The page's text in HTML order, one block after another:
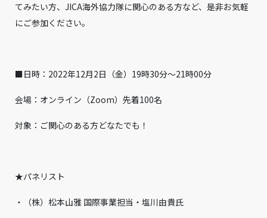
てみたい方、JICA海外協力隊に関心のある方など、是非お気軽
にご参加ください。
■日時：2022年12月2日（金）19時30分～21時00分
会場：オンライン（Zoom）先着100名
対象：ご関心のある方どなたでも！
★パネリスト
・（株）松本山雅 国際事業担当・塩川由貴氏